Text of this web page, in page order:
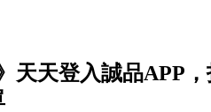
天天登入誠品APP，